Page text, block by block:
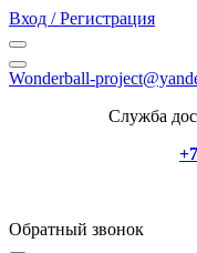
Вход / Регистрация
Wonderball-
Служба
Обратный звонок